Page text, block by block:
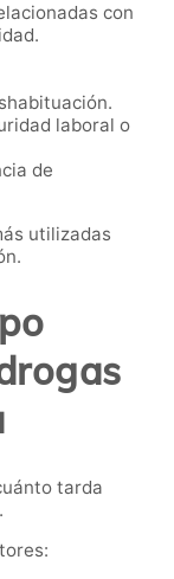
con
laboral o
de
utilizadas
tarda